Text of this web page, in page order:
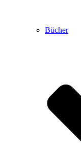
Bücher